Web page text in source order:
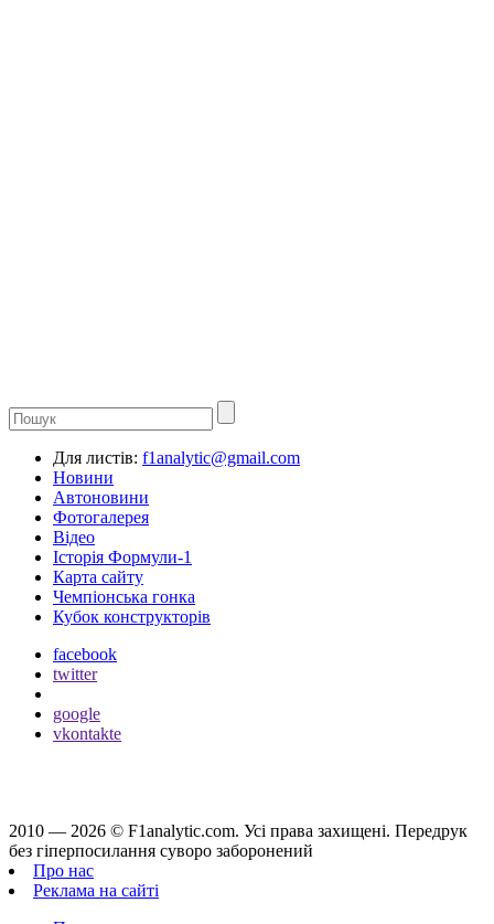
Для листів: f1analytic@gmail.com
Новини
Автоновини
Фотогалерея
Відео
Історія Формули-1
Карта сайту
Чемпіонська гонка
Кубок конструкторів
facebook
twitter
google
vkontakte
2010 — 2026 © F1analytic.com. Усi права захищенi. Передрук
без гіперпосилання суворо заборонений
Про нас
Реклама на сайті